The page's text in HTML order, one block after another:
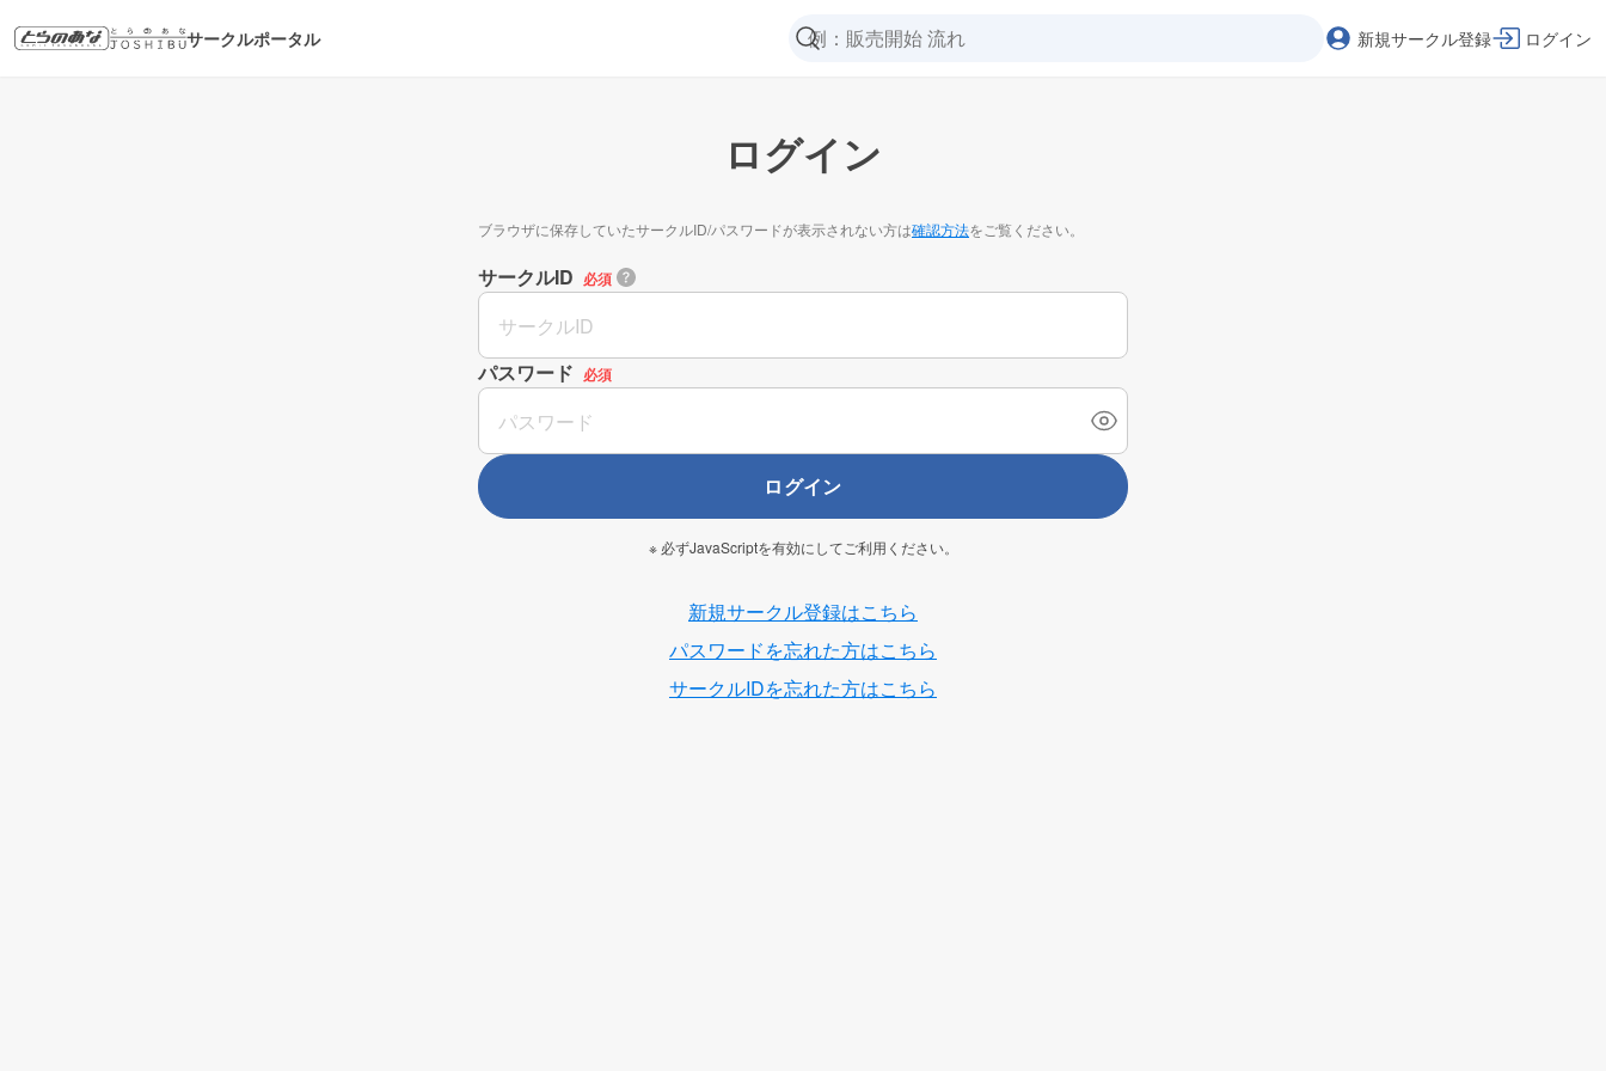
サークルポータル 新規サークル登録 ログイン
ログイン
ブラウザに保存していたサークルID/パスワードが表示されない方は確認方法をご覧ください。
サークルID 必須
パスワード 必須
ログイン
※ 必ずJavaScriptを有効にしてご利用ください。
新規サークル登録はこちら
パスワードを忘れた方はこちら
サークルIDを忘れた方はこちら